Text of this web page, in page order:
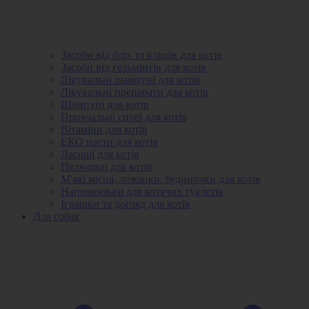
Засоби від бліх та кліщів для котів
Засоби від гельмінтів для котів
Лікувальні шампуні для котів
Лікувальні препарати для котів
Шампуні для котів
Привчальні спреї для котів
Вітаміни для котів
ЕКО пасти для котів
Ласощі для котів
Пелюшки для котів
М'які місця, лежанки, будиночки для котів
Наповнювачі для котячих туалетів
Іграшки та догляд для котів
Для собак